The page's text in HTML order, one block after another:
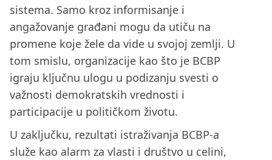
sistema. Samo kroz informisanje i
angažovanje građani mogu da utiču na
promene koje žele da vide u svojoj zemlji. U
tom smislu, organizacije kao što je BCBP
igraju ključnu ulogu u podizanju svesti o
važnosti demokratskih vrednosti i
participacije u političkom životu.
U zaključku, rezultati istraživanja BCBP-a
služe kao alarm za vlasti i društvo u celini,